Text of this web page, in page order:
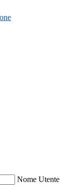
Nome Utente